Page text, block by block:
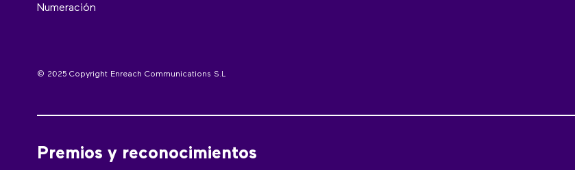
Numeración
© 2025 Copyright Enreach Communications S.L
Premios y reconocimientos